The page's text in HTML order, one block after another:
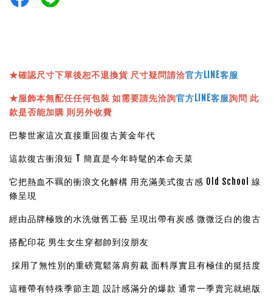
★確認尺寸下單後恕不退換貨 尺寸疑問請洽官方LINE客服
★服飾本無配任任何包裝 如需要請先洽詢官方LINE客服詢問 此
款是否能加購 則另外收費
巴黎世家這次直接重回復古黃金年代
這款復古衝浪短 T 簡直是今年時髦的本命天菜
它把熱血不羈的衝浪文化解構 用充滿美式復古感 Old School 線
條呈現
經由品牌極致的水洗做舊工藝 呈現出帶有炭感 微微泛白的復古
搭配印花 男生女生穿都帥到沒朋友
採用了無性別的重磅寬鬆落肩剪裁 面料厚實且有極佳的挺括度
這種帶有特殊季節主題 設計感滿分的爆款 通常一季賣完就絕版